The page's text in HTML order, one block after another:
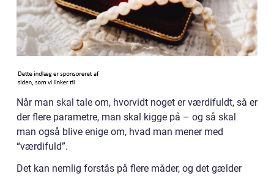
Når man skal tale om, hvorvidt noget er værdifuldt, så er
der flere parametre, man skal kigge på – og så skal
man også blive enige om, hvad man mener med
“værdifuld”.
Det kan nemlig forstås på flere måder, og det gælder